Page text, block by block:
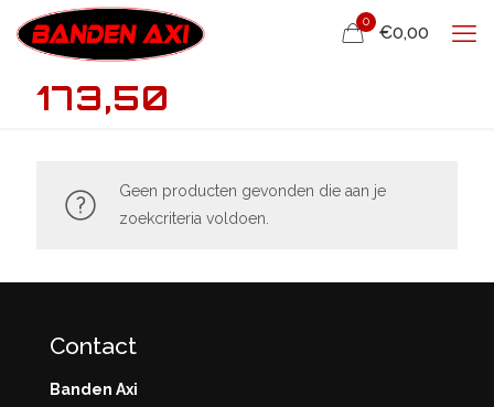
0
€0,00
173,50
Geen producten gevonden die aan je
zoekcriteria voldoen.
Contact
Banden Axi